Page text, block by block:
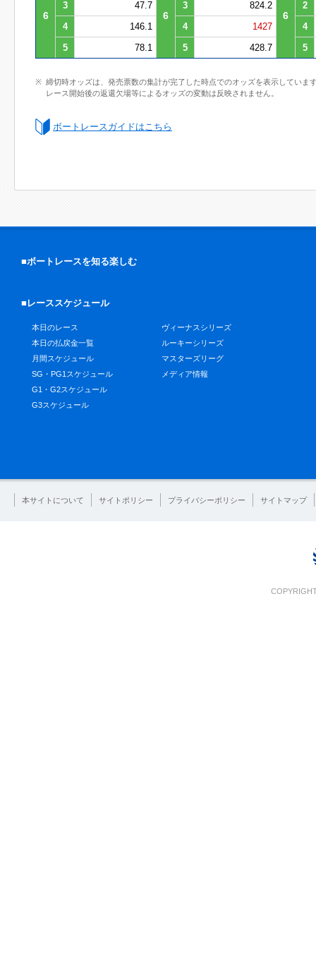
6 6 6
3
47.7 3 824.2
2
4
146.1 4 1427
4
5
78.1 5 428.7 5
締切時オッズは、発売票数の集計が完了した時点でのオッズを表示していま
レース開始後の返還欠場等によるオッズの変動は反映されません。
ボートレースガイドはこちら
■ボートレースを知る楽しむ
■レーススケジュール
本日のレース
本日の払戻金一覧
月間スケジュール
SG・PG1スケジュール
G1・G2スケジュール
G3スケジュール
ヴィーナスシリーズ
ルーキーシリーズ
マスターズリーグ
メディア情報
本サイトについて サイトポリシー プライバシーポリシー サイトマップ